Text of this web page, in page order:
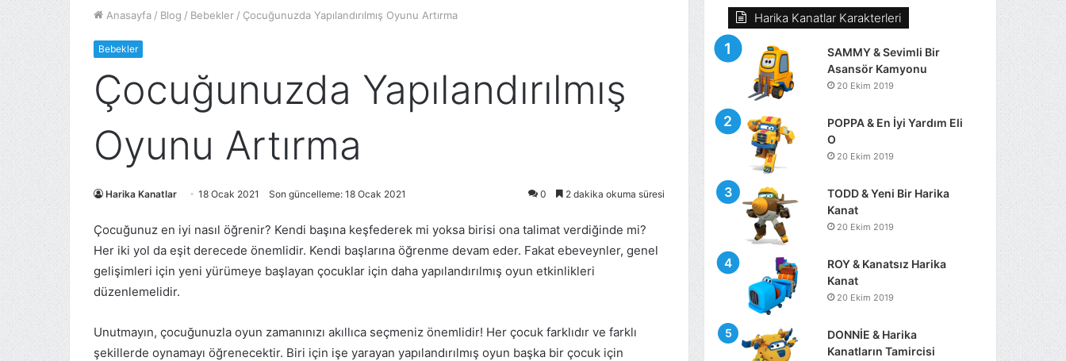
...
Anasayfa / Blog / Bebekler / Çocuğunuzda Yapılandırılmış Oyunu Artırma
Bebekler
Çocuğunuzda Yapılandırılmış
Oyunu Artırma
Harika Kanatlar 18 Ocak 2021 Son güncelleme: 18 Ocak 2021 0 2 dakika okuma süresi
Çocuğunuz en iyi nasıl öğrenir? Kendi başına keşfederek mi yoksa birisi ona talimat verdiğinde mi?
Her iki yol da eşit derecede önemlidir. Kendi başlarına öğrenme devam eder. Fakat ebeveynler, genel
gelişimleri için yeni yürümeye başlayan çocuklar için daha yapılandırılmış oyun etkinlikleri
düzenlemelidir.
Unutmayın, çocuğunuzla oyun zamanınızı akıllıca seçmeniz önemlidir! Her çocuk farklıdır ve farklı
şekillerde oynamayı öğrenecektir. Biri için işe yarayan yapılandırılmış oyun başka bir çocuk için
Harika Kanatlar Karakterleri
SAMMY & Sevimli Bir
Asansör Kamyonu
20 Ekim 2019
POPPA & En İyi Yardım Eli
O
20 Ekim 2019
TODD & Yeni Bir Harika
Kanat
20 Ekim 2019
ROY & Kanatsız Harika
Kanat
20 Ekim 2019
DONNİE & Harika
Kanatların Tamircisi